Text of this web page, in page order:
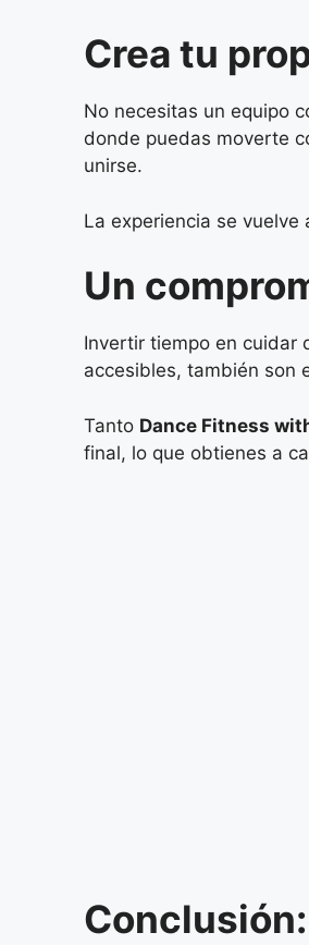
Crea tu
No necesitas un equipo
donde puedas moverte
unirse.
La experiencia se
Un
Invertir tiempo en cuidar
accesibles, también son
Tanto Dance Fitness
final, lo que obtienes a